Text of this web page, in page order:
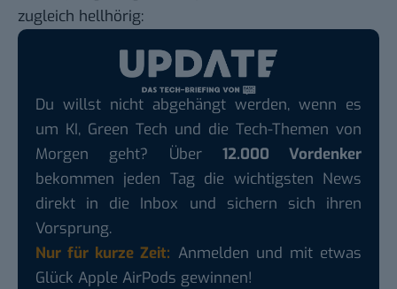
zugleich hellhörig:
Du willst nicht abgehängt werden, wenn es
um KI, Green Tech und die Tech-Themen von
Morgen geht? Über 12.000 Vordenker
bekommen jeden Tag die wichtigsten News
direkt in die Inbox und sichern sich ihren
Vorsprung.
Nur für kurze Zeit: Anmelden und mit etwas
Glück Apple AirPods gewinnen!